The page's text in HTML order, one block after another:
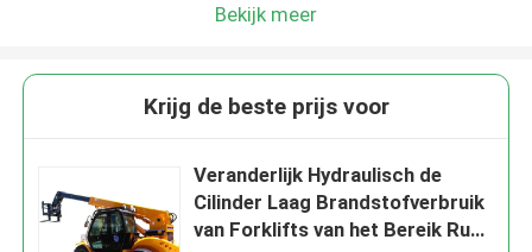
Bekijk meer
Krijg de beste prijs voor
Veranderlijk Hydraulisch de
Cilinder Laag Brandstofverbruik
van Forklifts van het Bereik Ruw